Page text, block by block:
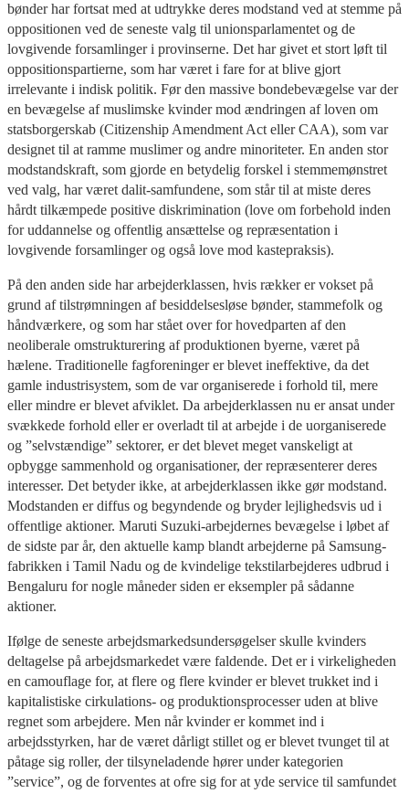
bønder har fortsat med at udtrykke deres modstand ved at stemme på
oppositionen ved de seneste valg til unionsparlamentet og de
lovgivende forsamlinger i provinserne. Det har givet et stort løft til
oppositionspartierne, som har været i fare for at blive gjort
irrelevante i indisk politik. Før den massive bondebevægelse var der
en bevægelse af muslimske kvinder mod ændringen af loven om
statsborgerskab (Citizenship Amendment Act eller CAA), som var
designet til at ramme muslimer og andre minoriteter. En anden stor
modstandskraft, som gjorde en betydelig forskel i stemmemønstret
ved valg, har været dalit-samfundene, som står til at miste deres
hårdt tilkæmpede positive diskrimination (love om forbehold inden
for uddannelse og offentlig ansættelse og repræsentation i
lovgivende forsamlinger og også love mod kastepraksis).
På den anden side har arbejderklassen, hvis rækker er vokset på
grund af tilstrømningen af besiddelsesløse bønder, stammefolk og
håndværkere, og som har stået over for hovedparten af den
neoliberale omstrukturering af produktionen byerne, været på
hælene. Traditionelle fagforeninger er blevet ineffektive, da det
gamle industrisystem, som de var organiserede i forhold til, mere
eller mindre er blevet afviklet. Da arbejderklassen nu er ansat under
svækkede forhold eller er overladt til at arbejde i de uorganiserede
og ”selvstændige” sektorer, er det blevet meget vanskeligt at
opbygge sammenhold og organisationer, der repræsenterer deres
interesser. Det betyder ikke, at arbejderklassen ikke gør modstand.
Modstanden er diffus og begyndende og bryder lejlighedsvis ud i
offentlige aktioner. Maruti Suzuki-arbejdernes bevægelse i løbet af
de sidste par år, den aktuelle kamp blandt arbejderne på Samsung-
fabrikken i Tamil Nadu og de kvindelige tekstilarbejderes udbrud i
Bengaluru for nogle måneder siden er eksempler på sådanne
aktioner.
Ifølge de seneste arbejdsmarkedsundersøgelser skulle kvinders
deltagelse på arbejdsmarkedet være faldende. Det er i virkeligheden
en camouflage for, at flere og flere kvinder er blevet trukket ind i
kapitalistiske cirkulations- og produktionsprocesser uden at blive
regnet som arbejdere. Men når kvinder er kommet ind i
arbejdsstyrken, har de været dårligt stillet og er blevet tvunget til at
påtage sig roller, der tilsyneladende hører under kategorien
”service”, og de forventes at ofre sig for at yde service til samfundet